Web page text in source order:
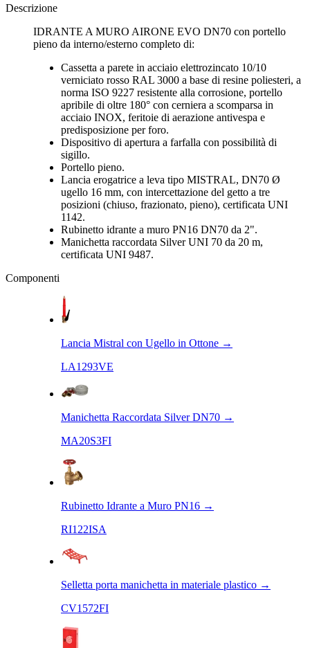
Descrizione
IDRANTE A MURO AIRONE EVO DN70 con portello
pieno da interno/esterno completo di:
Cassetta a parete in acciaio elettrozincato 10/10
verniciato rosso RAL 3000 a base di resine poliesteri, a
norma ISO 9227 resistente alla corrosione, portello
apribile di oltre 180° con cerniera a scomparsa in
acciaio INOX, feritoie di aerazione antivespa e
predisposizione per foro.
Dispositivo di apertura a farfalla con possibilità di
sigillo.
Portello pieno.
Lancia erogatrice a leva tipo MISTRAL, DN70 Ø
ugello 16 mm, con intercettazione del getto a tre
posizioni (chiuso, frazionato, pieno), certificata UNI
1142.
Rubinetto idrante a muro PN16 DN70 da 2".
Manichetta raccordata Silver UNI 70 da 20 m,
certificata UNI 9487.
Componenti
Lancia Mistral con Ugello in Ottone →
LA1293VE
Manichetta Raccordata Silver DN70 →
MA20S3FI
Rubinetto Idrante a Muro PN16 →
RI122ISA
Selletta porta manichetta in materiale plastico →
CV1572FI